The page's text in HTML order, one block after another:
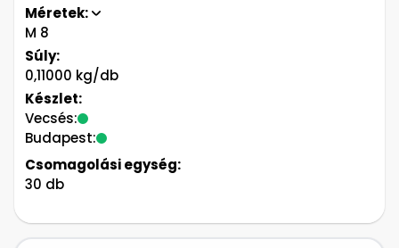
Méretek:
M 8
Súly:
0,11000 kg/db
Készlet:
Vecsés:
Budapest:
Csomagolási egység:
30 db